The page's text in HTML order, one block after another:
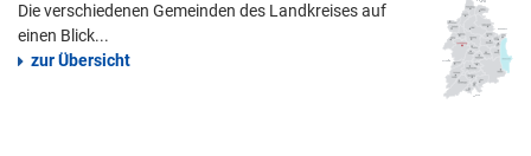
Die verschiedenen Gemeinden des Landkreises auf
einen Blick...
zur Übersicht